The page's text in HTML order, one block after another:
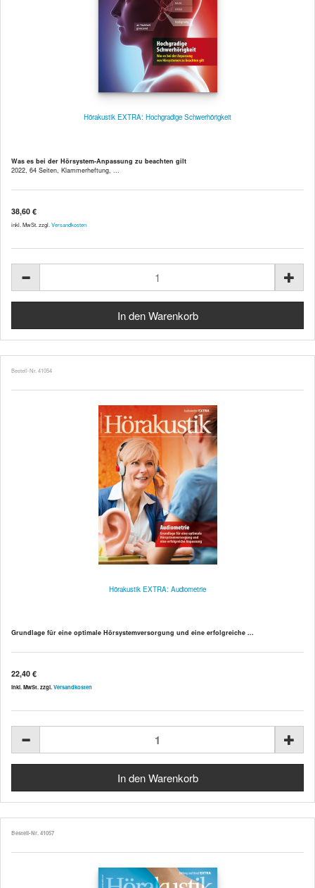
Hörakustik EXTRA: Hochgradige Schwerhörigkeit
Was es bei der Hörsystem-Anpassung zu beachten gilt
2022, 64 Seiten, Klammerheftung, ...
38,60 €
inkl. MwSt. zzgl. Versandkosten
Bestell-Nr. 41054
Hörakustik EXTRA: Audiometrie
Grundlage für eine optimale Hörsystemversorgung und eine erfolgreiche ...
22,40 €
inkl. MwSt. zzgl. Versandkosten
Bestell-Nr. 41057